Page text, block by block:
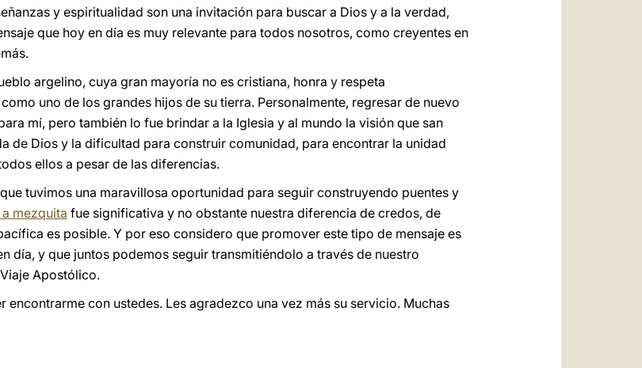
y espiritualidad son una invitación para buscar a Dios y a la verdad,
que hoy en día es muy relevante para todos nosotros, como creyentes en
argelino, cuya gran mayoría no es cristiana, honra y respeta
uno de los grandes hijos de su tierra. Personalmente, regresar de nuevo
mí, pero también lo fue brindar a la Iglesia y al mundo la visión que san
de Dios y la dificultad para construir comunidad, para encontrar la unidad
ellos a pesar de las diferencias.
tuvimos una maravillosa oportunidad para seguir construyendo puentes y
mezquita fue significativa y no obstante nuestra diferencia de credos, de
es posible. Y por eso considero que promover este tipo de mensaje es
día, y que juntos podemos seguir transmitiéndolo a través de nuestro
Apostólico.
encontrarme con ustedes. Les agradezco una vez más su servicio. Muchas